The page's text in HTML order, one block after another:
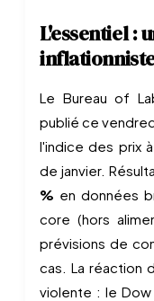
L'essentiel :
Le Bureau of Labor Statistics (BLS) américain a
publié ce
l'indice des prix
de janvier.
% en données
core (hors
prévisions de
cas. La réaction
violente : le